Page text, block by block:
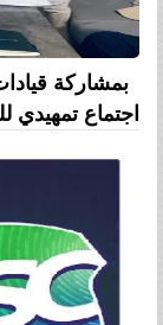
بمشاركة
اجتماع تمهيدي